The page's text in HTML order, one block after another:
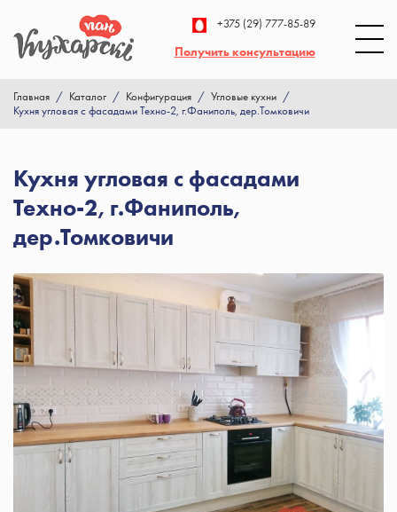
+375 (29) 777-85-89
Получить консультацию
Главная / Каталог / Конфигурация / Угловые кухни /
Кухня угловая с фасадами Техно-2, г.Фаниполь, дер.Томковичи
Кухня угловая с фасадами
Техно-2, г.Фаниполь,
дер.Томковичи